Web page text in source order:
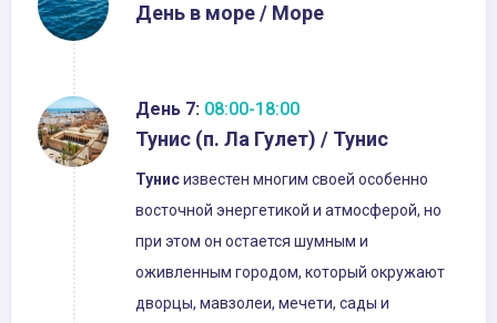
День в море / Море
День 7: 08:00-18:00
Тунис (п. Ла Гулет) / Тунис
Тунисизвестен многим своей особенно
восточной энергетикой и атмосферой, но
при этом он остается шумным и
оживленным городом, который окружают
дворцы, мавзолеи, мечети, сады и